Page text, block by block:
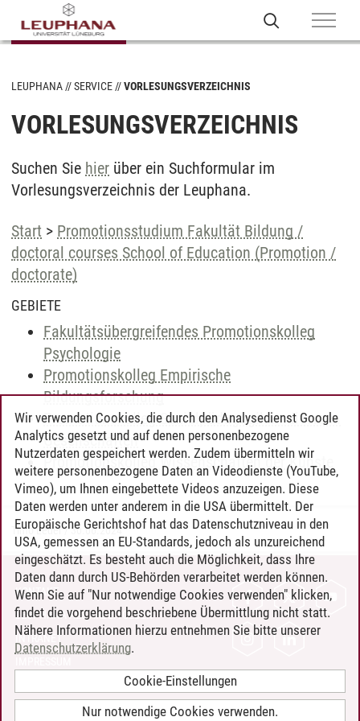
LEUPHANA SERVICE VORLESUNGSVERZEICHNIS
VORLESUNGSVERZEICHNIS
Suchen Sie hier über ein Suchformular im
Vorlesungsverzeichnis der Leuphana.
Start > Promotionsstudium Fakultät Bildung /
doctoral courses School of Education (Promotion /
doctorate)
GEBIETE
Fakultätsübergreifendes Promotionskolleg
Psychologie
Promotionskolleg Empirische
Bildungsforschung
Promotionskolleg Sozialpädagogik in diversen
Gesellschaften
Promotionskolleg Wissenschaften der Künste
Timo Leder/30.06.2024
KONTAKT
LEUPHANA ALS ARBEITGEBER
INTRANET
BARRIEREFREIHEIT
Wir verwenden Cookies, die durch den Analysedienst Google
Analytics gesetzt und auf denen personenbezogene
Nutzerdaten gespeichert werden. Zudem übermitteln wir
weitere personenbezogene Daten an Videodienste (YouTube,
Vimeo), um Ihnen eingebettete Videos anzuzeigen. Diese
Daten werden unter anderem in die USA übermittelt. Der
Europäische Gerichtshof hat das Datenschutzniveau in den
USA, gemessen an EU-Standards, jedoch als unzureichend
eingeschätzt. Es besteht auch die Möglichkeit, dass Ihre
Daten dann durch US-Behörden verarbeitet werden können.
Wenn Sie auf "Nur notwendige Cookies verwenden" klicken,
findet die vorgehend beschriebene Übermittlung nicht statt.
Nähere Informationen hierzu entnehmen Sie bitte unserer
Datenschutzerklärung.
Cookie-Einstellungen
Nur notwendige Cookies verwenden.